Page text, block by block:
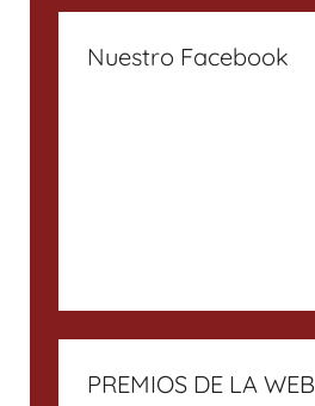
Nuestro Facebook
PREMIOS DE LA WEB